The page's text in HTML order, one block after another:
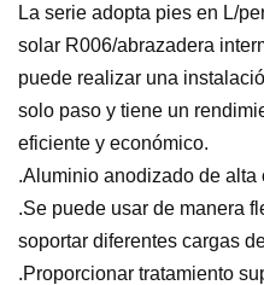
La serie adopta pies en L/
solar R006/abrazadera
puede realizar una
solo paso y tiene un
eficiente y económico.
.Aluminio anodizado de alta
.Se puede usar de manera
soportar diferentes cargas
.Proporcionar tratamiento